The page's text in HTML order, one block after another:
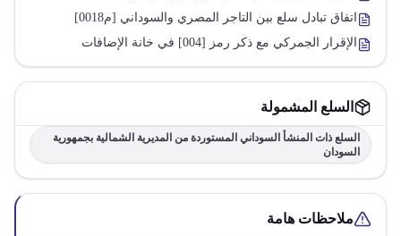
اتفاق تبادل سلع بين التاجر المصري والسوداني [م0018]
الإقرار الجمركي مع ذكر رمز [004] في خانة الإضافات
السلع المشمولة
السلع ذات المنشأ السوداني المستوردة من المديرية الشمالية بجمهورية
السودان
ملاحظات هامة